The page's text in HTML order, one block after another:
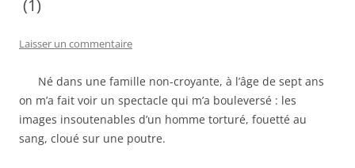
(1)
Laisser un commentaire
Né dans une famille non-croyante, à l’âge de sept ans
on m’a fait voir un spectacle qui m’a bouleversé : les
images insoutenables d’un homme torturé, fouetté au
sang, cloué sur une poutre.